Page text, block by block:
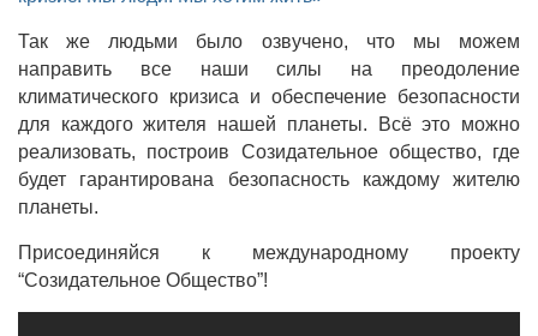
Так же людьми было озвучено, что мы можем
направить все наши силы на преодоление
климатического кризиса и обеспечение безопасности
для каждого жителя нашей планеты. Всё это можно
реализовать, построив Созидательное общество, где
будет гарантирована безопасность каждому жителю
планеты.
Присоединяйся к международному проекту
“Созидательное Общество”!